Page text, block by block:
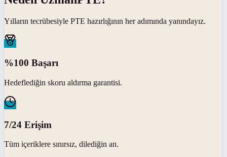
Yılların tecrübesiyle PTE hazırlığının her adımında yanındayız.
%100 Başarı
Hedeflediğin skoru aldırma garantisi.
7/24 Erişim
Tüm içeriklere sınırsız, dilediğin an.